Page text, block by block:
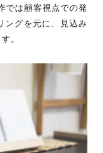
では顧客視点での発
ングを元に、見込み
。